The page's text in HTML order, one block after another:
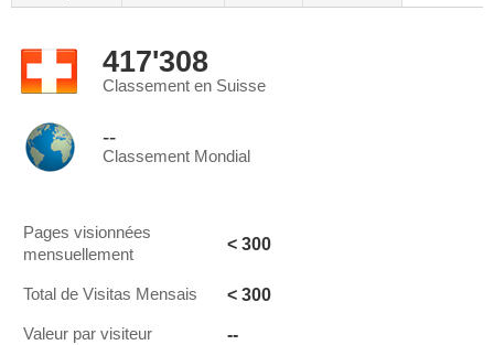
417'308
Classement en Suisse
--
Classement Mondial
Pages visionnées
mensuellement
< 300
Total de Visitas Mensais < 300
Valeur par visiteur --